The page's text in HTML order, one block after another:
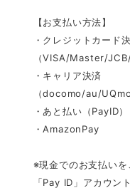
【お支払い方法】
・クレジットカード
（VISA/Master/JCB/
・キャリア決済
（docomo/au/
・あと払い（PayID）
・AmazonPay
※現金でのお支払いを
「Pay ID」アカウン